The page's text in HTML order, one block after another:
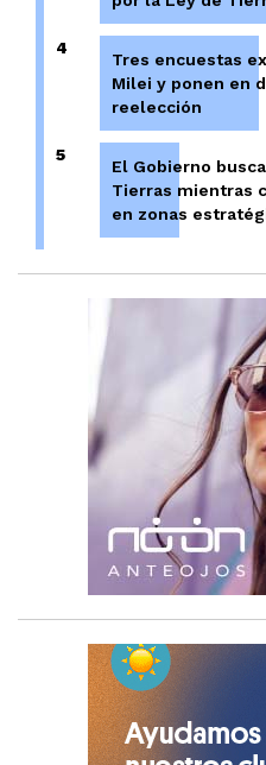
4
Tres encuestas
Milei y ponen en
reelección
5
El Gobierno
Tierras mientras
en zonas